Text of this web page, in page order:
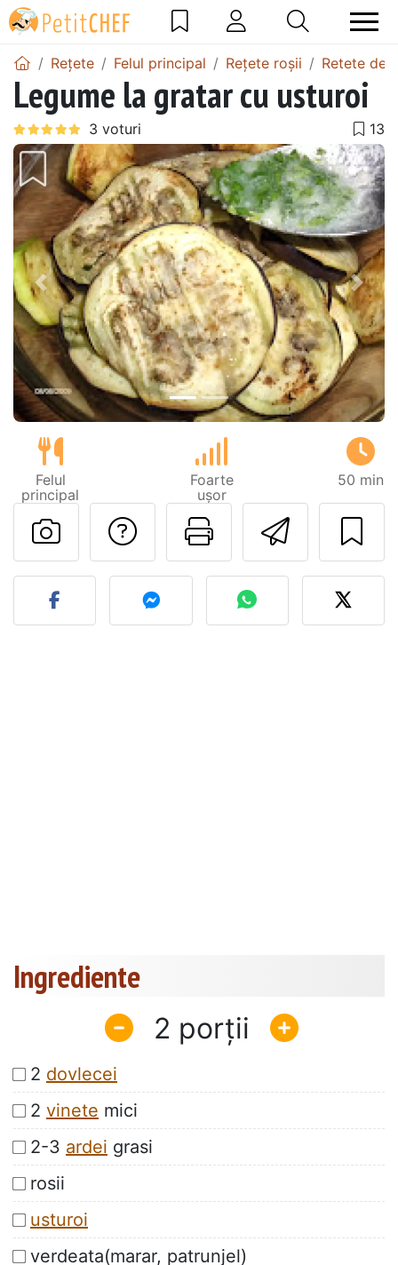
Rețete Felul principal Rețete roșii Retete de
Legume la gratar cu usturoi
Precedentul
Felul
principal
Foarte
ușor
50 min
Printează
Adresează o
Postează o poză cu
Ingrediente
2
2 dovlecei
2 vinete mici
2-3 ardei grasi
rosii
usturoi
verdeata(marar, patrunjel)